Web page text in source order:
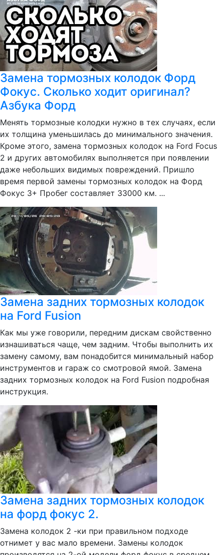
Замена тормозных колодок Форд
Фокус. Сколько ходит оригинал?
Азбука Форд
Менять тормозные колодки нужно в тех случаях, если
их толщина уменьшилась до минимального значения.
Кроме этого, замена тормозных колодок на Ford Focus
2 и других автомобилях выполняется при появлении
даже небольших видимых повреждений. Пришло
время первой замены тормозных колодок на Форд
Фокус 3+ Пробег составляет 33000 км. ...
Замена задних тормозных колодок
на Ford Fusion
Как мы уже говорили, передним дискам свойственно
изнашиваться чаще, чем задним. Чтобы выполнить их
замену самому, вам понадобится минимальный набор
инструментов и гараж со смотровой ямой. Замена
задних тормозных колодок на Ford Fusion подробная
инструкция.
Замена задних тормозных колодок
на форд фокус 2.
Замена колодок 2 -ки при правильном подходе
отнимет у вас мало времени. Замены колодок